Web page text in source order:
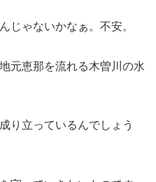
じゃないかなぁ。不安。
元恵那を流れる木曽川の水
り立っているんでしょう